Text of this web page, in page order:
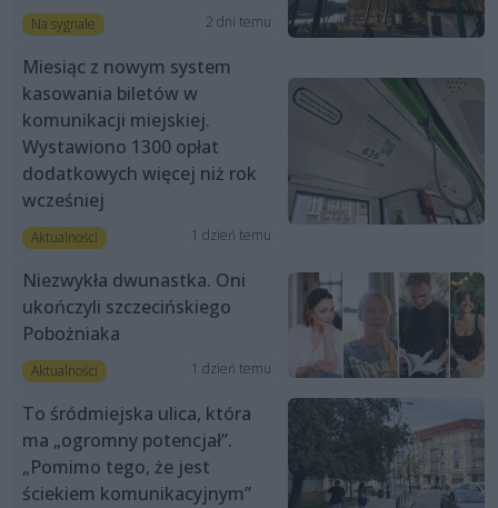
Na sygnale 2 dni temu
Miesiąc z nowym system
kasowania biletów w
komunikacji miejskiej.
Wystawiono 1300 opłat
dodatkowych więcej niż rok
wcześniej
Aktualności 1 dzień temu
Niezwykła dwunastka. Oni
ukończyli szczecińskiego
Pobożniaka
Aktualności 1 dzień temu
To śródmiejska ulica, która
ma „ogromny potencjał”.
„Pomimo tego, że jest
ściekiem komunikacyjnym”